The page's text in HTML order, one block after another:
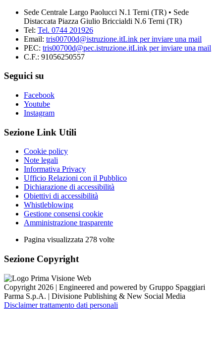
Sede Centrale Largo Paolucci N.1 Terni (TR) • Sede
Distaccata Piazza Giulio Briccialdi N.6 Terni (TR)
Tel: Tel. 0744 201926
Email: tris00700d@istruzione.itLink per inviare una mail
PEC: tris00700d@pec.istruzione.itLink per inviare una mail
C.F.: 91056250557
Seguici su
Facebook
Youtube
Instagram
Sezione Link Utili
Cookie policy
Note legali
Informativa Privacy
Ufficio Relazioni con il Pubblico
Dichiarazione di accessibilità
Obiettivi di accessibilità
Whistleblowing
Gestione consensi cookie
Amministrazione trasparente
Pagina visualizzata 278 volte
Sezione Copyright
Copyright 2026 | Engineered and powered by Gruppo Spaggiari
Parma S.p.A. | Divisione Publishing & New Social Media
Disclaimer trattamento dati personali